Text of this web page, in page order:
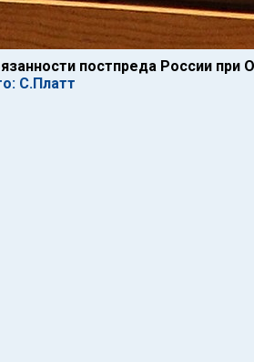
постпреда России при
С.Платт